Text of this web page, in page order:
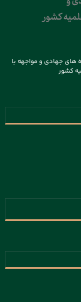
های جهادی و مواجهه با
کشور